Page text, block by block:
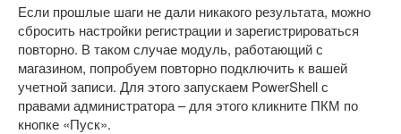
Если прошлые шаги не дали никакого результата, можно
сбросить настройки регистрации и зарегистрироваться
повторно. В таком случае модуль, работающий с
магазином, попробуем повторно подключить к вашей
учетной записи. Для этого запускаем PowerShell с
правами администратора – для этого кликните ПКМ по
кнопке «Пуск».